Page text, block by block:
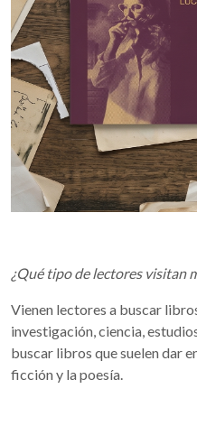
¿Qué tipo de lectores visitan
Vienen lectores a buscar
investigación, ciencia,
buscar libros que suelen dar
ficción y la poesía.